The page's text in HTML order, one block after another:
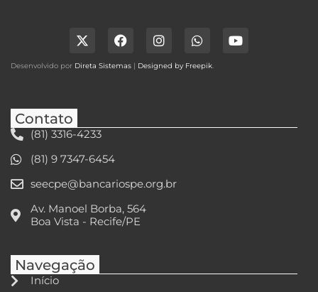
Desenvolvido por Direta Sistemas | Designed by Freepik.
Contato
(81) 3316-4233
(81) 9 7347-6454
seecpe@bancariospe.org.br
Av. Manoel Borba, 564
Boa Vista - Recife/PE
Navegação
Início